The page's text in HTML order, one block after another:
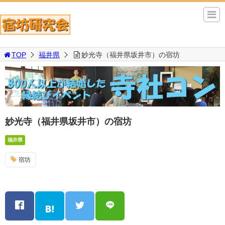
TOP 福井県 妙光寺（福井県坂井市）の宿坊
妙光寺（福井県坂井市）の宿坊
福井県
宿坊